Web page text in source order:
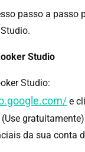
passo a passo
Studio
Studio:
e
(Use
da sua conta